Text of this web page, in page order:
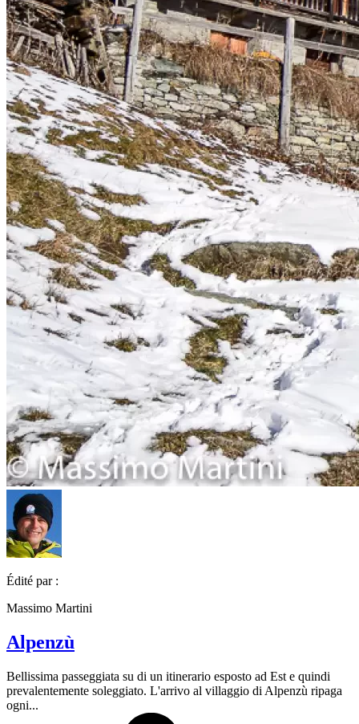
Édité par :
Massimo Martini
Alpenzù
Bellissima passeggiata su di un itinerario esposto ad Est e quindi
prevalentemente soleggiato. L'arrivo al villaggio di Alpenzù ripaga
ogni...